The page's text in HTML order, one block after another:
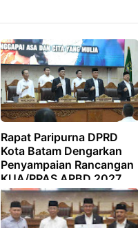
Rapat Paripurna DPRD
Kota Batam Dengarkan
Penyampaian Rancangan
KUA/PPAS APBD 2027,
Wali Kota Proyeksikan
Anggaran Belanja Rp 4,6
T